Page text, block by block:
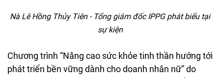
Nà Lê Hồng Thủy Tiên - Tổng giám đốc IPPG phát biểu tại
sự kiện
Chương trình “Nâng cao sức khỏe tinh thần hướng tới
phát triển bền vững dành cho doanh nhân nữ” do